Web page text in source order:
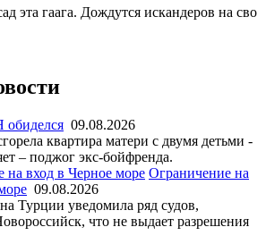
эта гаага. Дождутся искандеров на сво
обиделся 09.08.2026
квартира матери с двумя детьми -
– поджог экс-бойфренда.
Ограничение на
09.08.2026
Турции уведомила ряд судов,
что не выдает разрешения